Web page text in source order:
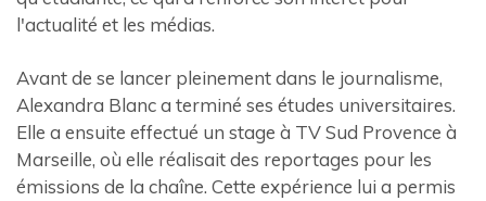
l'actualité et les médias.
Avant de se lancer pleinement dans le journalisme,
Alexandra Blanc a terminé ses études universitaires.
Elle a ensuite effectué un stage à TV Sud Provence à
Marseille, où elle réalisait des reportages pour les
émissions de la chaîne. Cette expérience lui a permis